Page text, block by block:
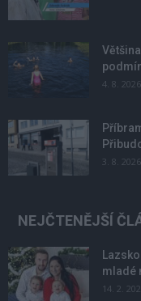
4. 8. 2026
3. 8. 2026
NEJČTENĚJŠÍ
mladé
14. 2.